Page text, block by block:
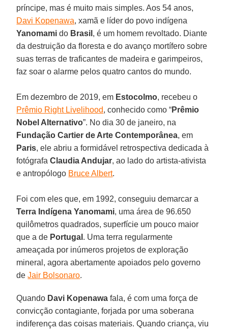
príncipe, mas é muito mais simples. Aos 54 anos,
Davi Kopenawa, xamã e líder do povo indígena
Yanomami do Brasil , é um homem revoltado. Diante
da destruição da floresta e do avanço mortífero sobre
suas terras de traficantes de madeira e garimpeiros,
faz soar o alarme pelos quatro cantos do mundo.
Em dezembro de 2019, em Estocolmo, recebeu o
Prêmio Right Livelihood, conhecido como “Prêmio
Nobel Alternativo”. No dia 30 de janeiro, na
Fundação Cartier de Arte Contemporânea, em
Paris, ele abriu a formidável retrospectiva dedicada à
fotógrafaClaudia Andujar, ao lado do artista-ativista
e antropólogo Bruce Albert.
Foi com eles que, em 1992, conseguiu demarcar a
Terra Indígena Yanomami, uma área de 96.650
quilômetros quadrados, superfície um pouco maior
que a de Portugal . Uma terra regularmente
ameaçada por inúmeros projetos de exploração
mineral, agora abertamente apoiados pelo governo
deJair Bolsonaro.
Quando Davi Kopenawa fala, é com uma força de
convicção contagiante, forjada por uma soberana
indiferença das coisas materiais. Quando criança, viu